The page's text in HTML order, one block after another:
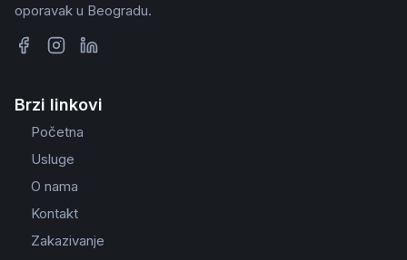
oporavak u Beogradu.
Brzi linkovi
Početna
Usluge
O nama
Kontakt
Zakazivanje